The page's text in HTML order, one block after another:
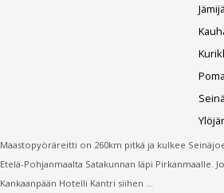
Maastopyöräreitti on 260km pitkä ja kulkee
Etelä-Pohjanmaalta Satakunnan läpi Pirkanmaalle.
Kankaanpään Hotelli Kantri siihen ...